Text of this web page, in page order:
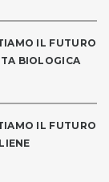
IL FUTURO
BIOLOGICA
IL FUTURO